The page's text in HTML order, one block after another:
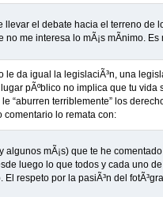
llevar el debate hacia el terreno de
no me interesa lo mÃ¡s mÃ­nimo.
le da igual la legislaciÃ³n, una
pÃºblico no implica que tu vida
“aburren terriblemente” los
comentario lo remata con:
algunos mÃ¡s) que te he
luego lo que todos y cada uno
El respeto por la pasiÃ³n del